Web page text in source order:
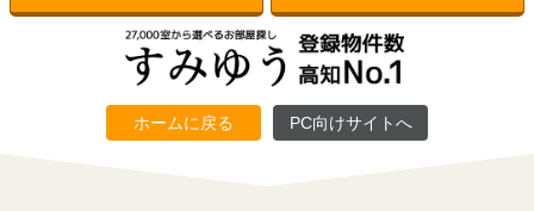
ホームに戻る PC向けサイトへ